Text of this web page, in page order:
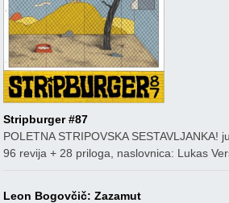
Stripburger #87
POLETNA STRIPOVSKA SESTAVLJANKA!
96 revija + 28 priloga, naslovnica: Lukas
Leon Bogovčič: Zazamut